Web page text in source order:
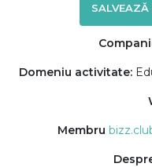
SALVEAZĂ
Domeniu activitate:
Membru